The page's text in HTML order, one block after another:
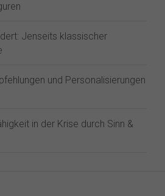
Jenseits klassischer
und Personalisierungen
in der Krise durch Sinn &